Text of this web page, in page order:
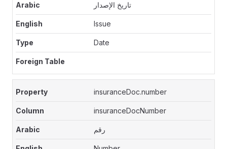
تاريخ الإصدار
Issue
Date
insuranceDoc.number
insuranceDocNumber
رقم